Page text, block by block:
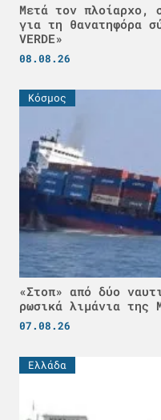
Μετά τον πλοίαρχο,
για τη θανατηφόρα
VERDE»
08.08.26
Κόσμος
«Στοπ» από δύο
ρωσικά λιμάνια της
07.08.26
Ελλάδα